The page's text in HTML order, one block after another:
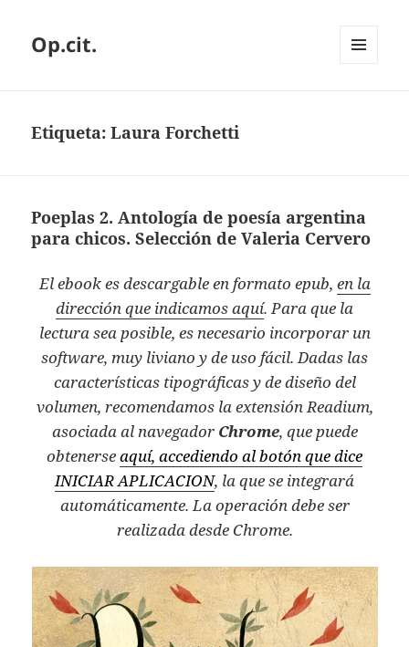
Op.cit.
Etiqueta:Laura Forchetti
Poeplas 2. Antología de poesía argentina
para chicos. Selección de Valeria Cervero
El ebook es descargable en formato epub, en la
dirección que indicamos aquí. Para que la
lectura sea posible, es necesario incorporar un
software, muy liviano y de uso fácil. Dadas las
características tipográficas y de diseño del
volumen, recomendamos la extensión Readium,
asociada al navegador Chrome, que puede
obtenerseaquí, accediendo al botón que dice
INICIAR APLICACION, la que se integrará
automáticamente. La operación debe ser
realizada desde Chrome.